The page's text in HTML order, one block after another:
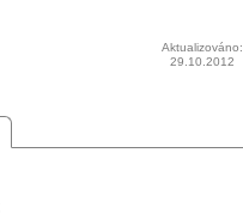
Aktualizováno:
29.10.2012